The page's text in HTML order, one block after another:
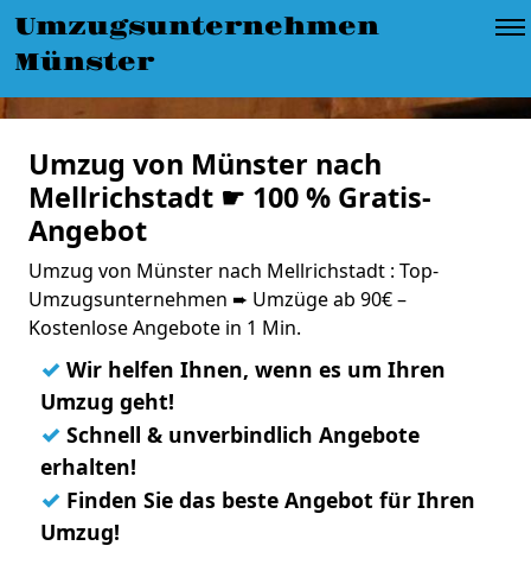
Umzugsunternehmen
Münster
Umzug von Münster nach
Mellrichstadt ☛ 100 % Gratis-
Angebot
Umzug von Münster nach Mellrichstadt : Top-
Umzugsunternehmen ➨ Umzüge ab 90€ –
Kostenlose Angebote in 1 Min.
✓ Wir helfen Ihnen, wenn es um Ihren
Umzug geht!
✓ Schnell & unverbindlich Angebote
erhalten!
✓ Finden Sie das beste Angebot für Ihren
Umzug!